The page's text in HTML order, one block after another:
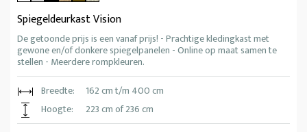
Spiegeldeurkast Vision
De getoonde prijs is een vanaf prijs! - Prachtige kledingkast met
gewone en/of donkere spiegelpanelen - Online op maat samen te
stellen - Meerdere rompkleuren.
Breedte:
162 cm t/m 400 cm
Hoogte:
223 cm of 236 cm